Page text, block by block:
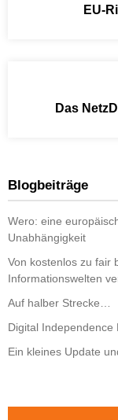
EU-
Das
Blogbeiträge
Wero: eine
Unabhängigkeit
Von kostenlos zu fair
Informationswelten
Auf halber Strecke…
Digital Independence
Ein kleines Update